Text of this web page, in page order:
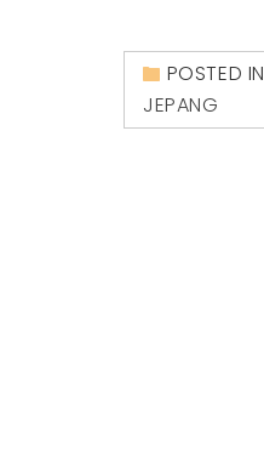
POSTED IN
JEPANG